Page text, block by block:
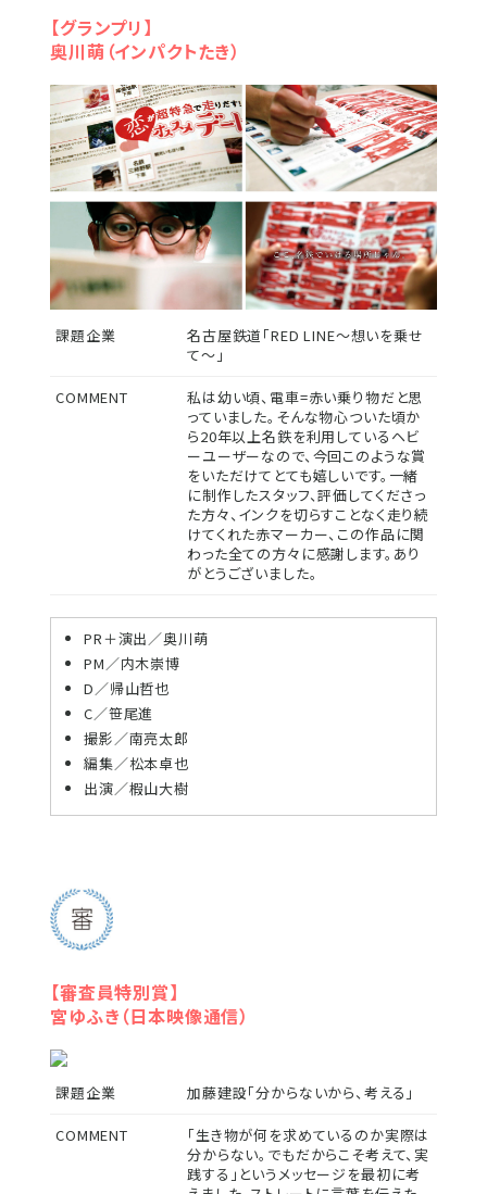
【グランプリ】
奥川萌（インパクトたき）
課題企業
名古屋鉄道「RED LINE～想いを乗せ
て～」
COMMENT
私は幼い頃、電車=赤い乗り物だと思
っていました。そんな物心ついた頃か
ら20年以上名鉄を利用しているヘビ
ーユーザーなので、今回このような賞
をいただけてとても嬉しいです。一緒
に制作したスタッフ、評価してくださっ
た方々、インクを切らすことなく走り続
けてくれた赤マーカー、この作品に関
わった全ての方々に感謝します。あり
がとうございました。
PR＋演出／奥川萌
PM／内木崇博
D／帰山哲也
C／笹尾進
撮影／南亮太郎
編集／松本卓也
出演／椵山大樹
【審査員特別賞】
宮ゆふき（日本映像通信）
課題企業 加藤建設「分からないから、考える」
COMMENT
「生き物が何を求めているのか実際は
分からない。でもだからこそ考えて、実
践する」というメッセージを最初に考